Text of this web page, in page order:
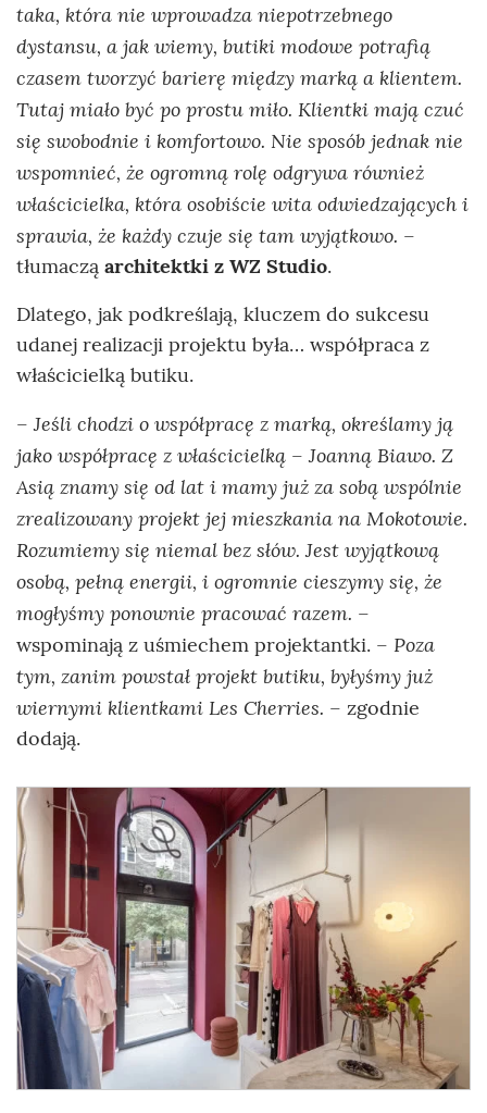
taka, która nie wprowadza niepotrzebnego
dystansu, a jak wiemy, butiki modowe potrafią
czasem tworzyć barierę między marką a klientem.
Tutaj miało być po prostu miło. Klientki mają czuć
się swobodnie i komfortowo. Nie sposób jednak nie
wspomnieć, że ogromną rolę odgrywa również
właścicielka, która osobiście wita odwiedzających i
sprawia, że każdy czuje się tam wyjątkowo. –
tłumaczą architektki z WZ Studio.
Dlatego, jak podkreślają, kluczem do sukcesu
udanej realizacji projektu była… współpraca z
właścicielką butiku.
–Jeśli chodzi o współpracę z marką, określamy ją
jako współpracę z właścicielką –Joanną Biawo. Z
Asią znamy się od lat i mamy już za sobą wspólnie
zrealizowany projekt jej mieszkania na Mokotowie.
Rozumiemy się niemal bez słów. Jest wyjątkową
osobą, pełną energii, i ogromnie cieszymy się, że
mogłyśmy ponownie pracować razem. –
wspominają z uśmiechem projektantki. – Poza
tym, zanim powstał projekt butiku, byłyśmy już
wiernymi klientkami Les Cherries. – zgodnie
dodają.